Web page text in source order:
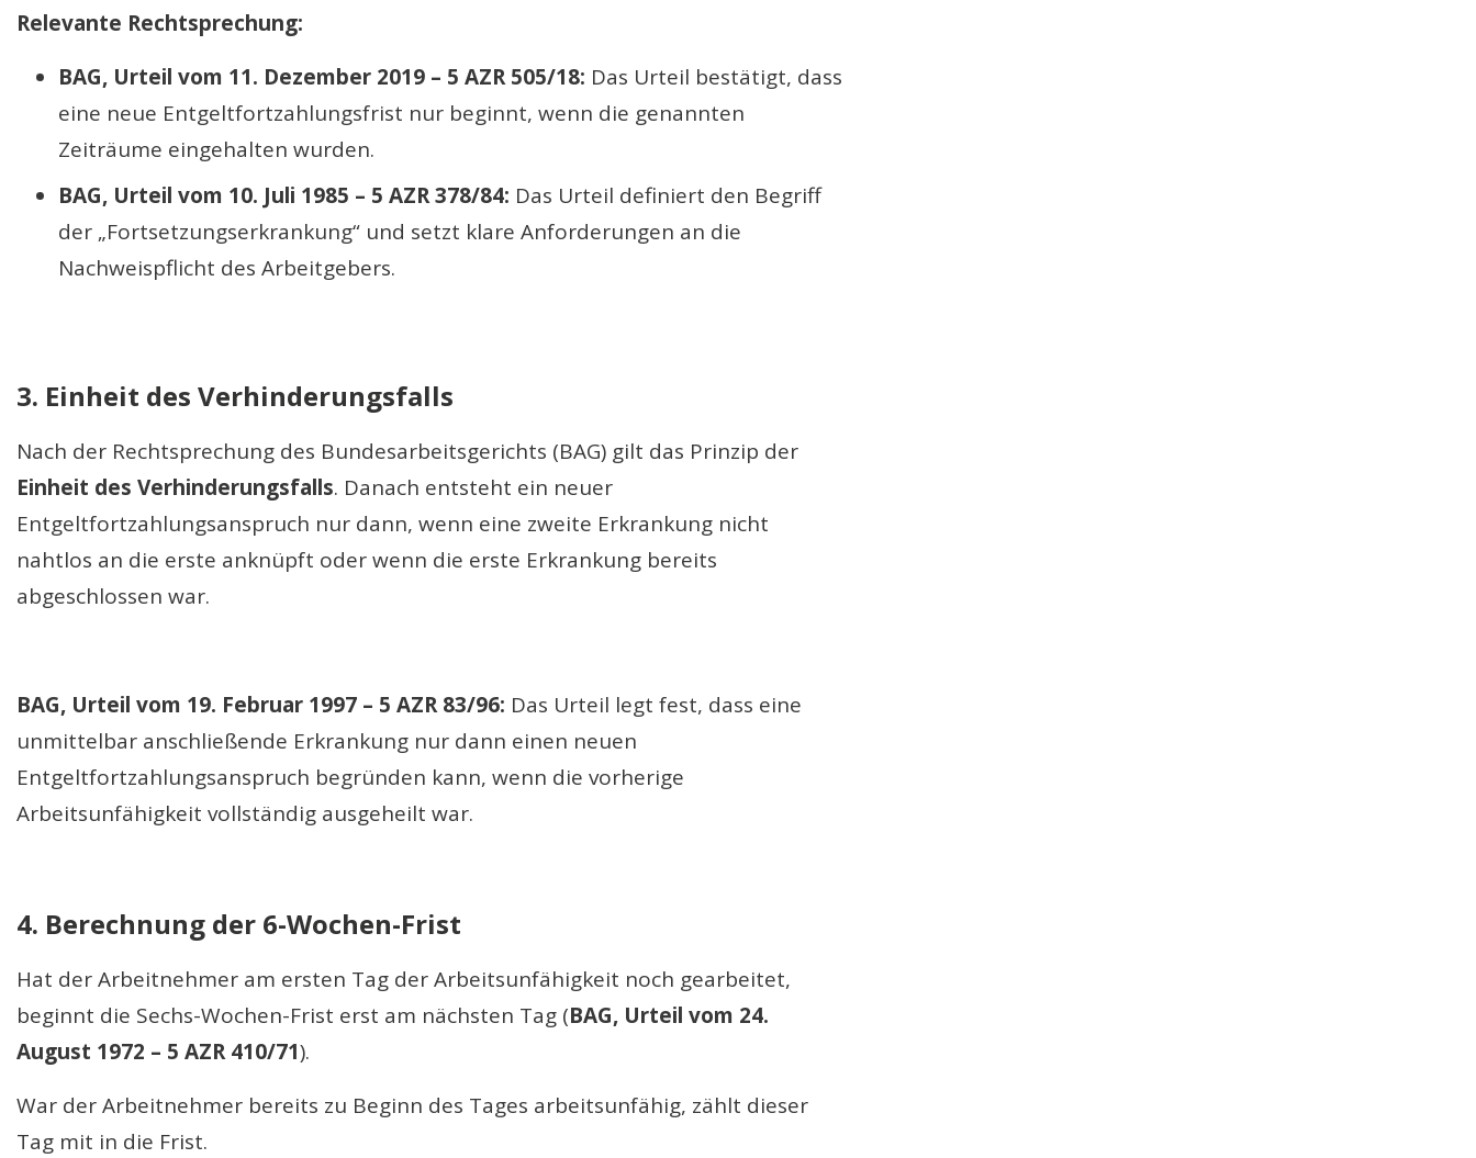
Relevante Rechtsprechung:
BAG, Urteil vom 11. Dezember 2019 – 5 AZR 505/18: Das Urteil bestätigt, dass
eine neue Entgeltfortzahlungsfrist nur beginnt, wenn die genannten
Zeiträume eingehalten wurden.
BAG, Urteil vom 10. Juli 1985 – 5 AZR 378/84: Das Urteil definiert den Begriff
der „Fortsetzungserkrankung“ und setzt klare Anforderungen an die
Nachweispflicht des Arbeitgebers.
3. Einheit des Verhinderungsfalls
Nach der Rechtsprechung des Bundesarbeitsgerichts (BAG) gilt das Prinzip der
Einheit des Verhinderungsfalls. Danach entsteht ein neuer
Entgeltfortzahlungsanspruch nur dann, wenn eine zweite Erkrankung nicht
nahtlos an die erste anknüpft oder wenn die erste Erkrankung bereits
abgeschlossen war.
BAG, Urteil vom 19. Februar 1997 – 5 AZR 83/96: Das Urteil legt fest, dass eine
unmittelbar anschließende Erkrankung nur dann einen neuen
Entgeltfortzahlungsanspruch begründen kann, wenn die vorherige
Arbeitsunfähigkeit vollständig ausgeheilt war.
4. Berechnung der 6-Wochen-Frist
Hat der Arbeitnehmer am ersten Tag der Arbeitsunfähigkeit noch gearbeitet,
beginnt die Sechs-Wochen-Frist erst am nächsten Tag (BAG, Urteil vom 24.
August 1972 – 5 AZR 410/71).
War der Arbeitnehmer bereits zu Beginn des Tages arbeitsunfähig, zählt dieser
Tag mit in die Frist.